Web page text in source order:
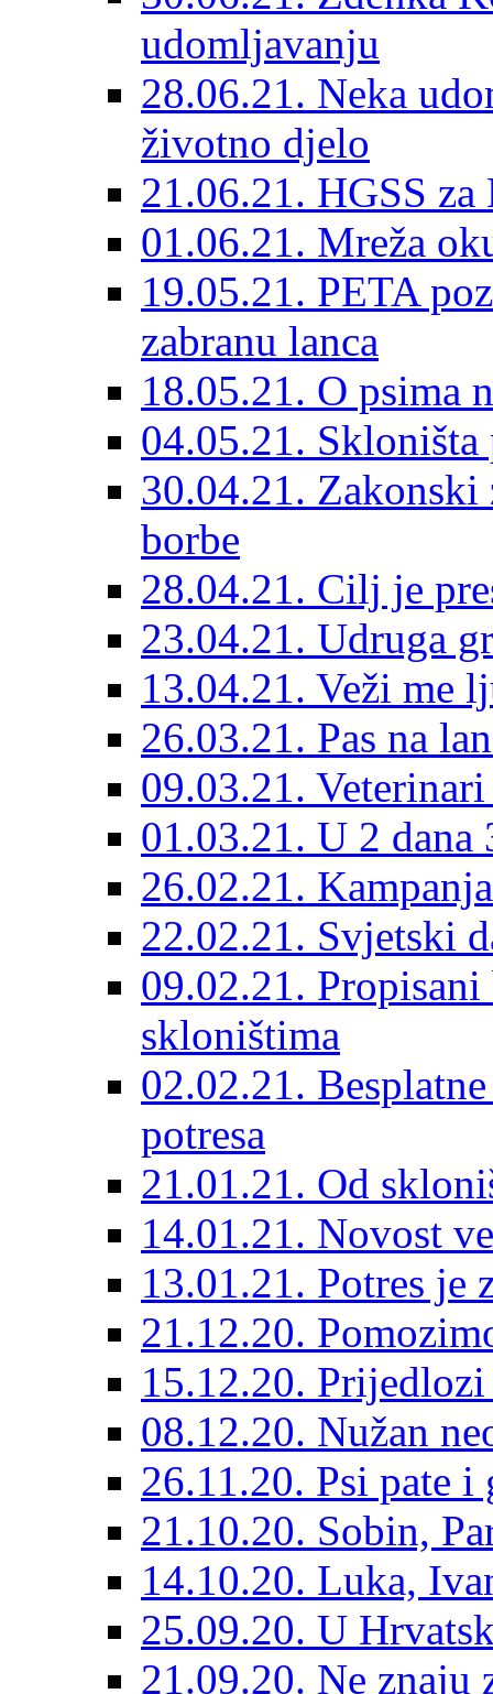
udomljavanju
28.06.21. Neka
životno djelo
21.06.21. HGSS za
01.06.21. Mreža
19.05.21. PETA
zabranu lanca
18.05.21. O psima
04.05.21.
30.04.21. Zakonski
borbe
28.04.21. Cilj je
23.04.21. Udruga
13.04.21. Veži me
26.03.21. Pas na
09.03.21.
01.03.21. U 2
26.02.21.
22.02.21. Svjetski
09.02.21.
skloništima
02.02.21.
potresa
21.01.21. Od
14.01.21. Novost
13.01.21. Potres je
21.12.20.
15.12.20.
08.12.20. Nužan
26.11.20. Psi pate
21.10.20. Sobin,
14.10.20. Luka,
25.09.20. U
21.09.20. Ne znaju